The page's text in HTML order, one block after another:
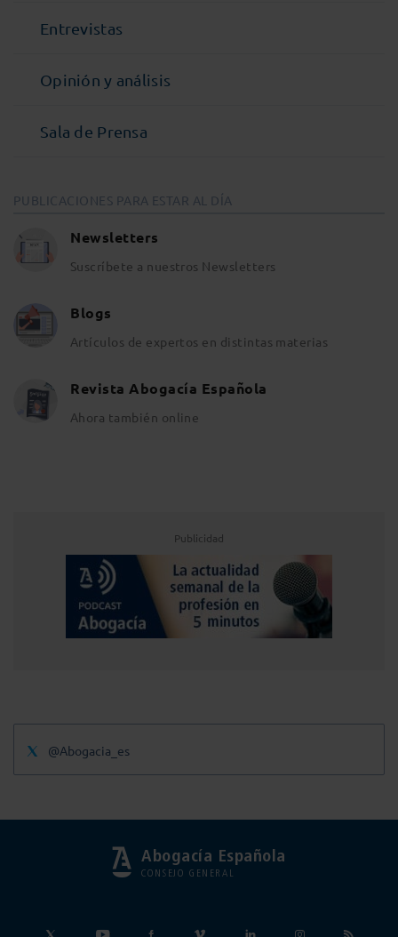
Entrevistas
Opinión y análisis
Sala de Prensa
PUBLICACIONES PARA ESTAR AL DÍA
Newsletters
Suscríbete a nuestros Newsletters
Blogs
Artículos de expertos en distintas materias
Revista Abogacía Española
Ahora también online
Publicidad
@Abogacia_es
Abogacía Española
CONSEJO GENERAL